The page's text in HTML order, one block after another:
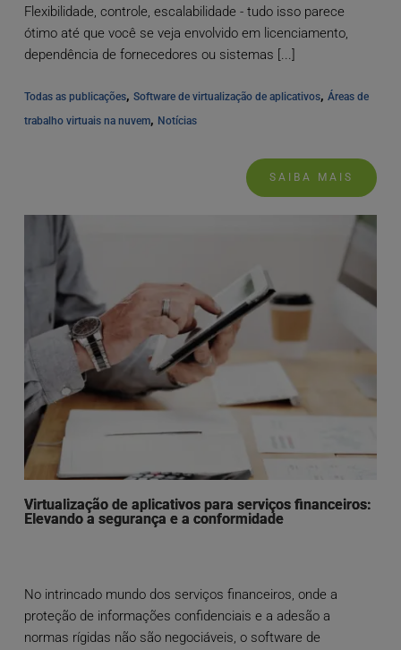
Flexibilidade, controle, escalabilidade - tudo isso parece
ótimo até que você se veja envolvido em licenciamento,
dependência de fornecedores ou sistemas [...]
Todas as publicações, Software de virtualização de aplicativos, Áreas de
trabalho virtuais na nuvem, Notícias
SAIBA MAIS
Virtualização de aplicativos para serviços financeiros:
Elevando a segurança e a conformidade
No intrincado mundo dos serviços financeiros, onde a
proteção de informações confidenciais e a adesão a
normas rígidas não são negociáveis, o software de